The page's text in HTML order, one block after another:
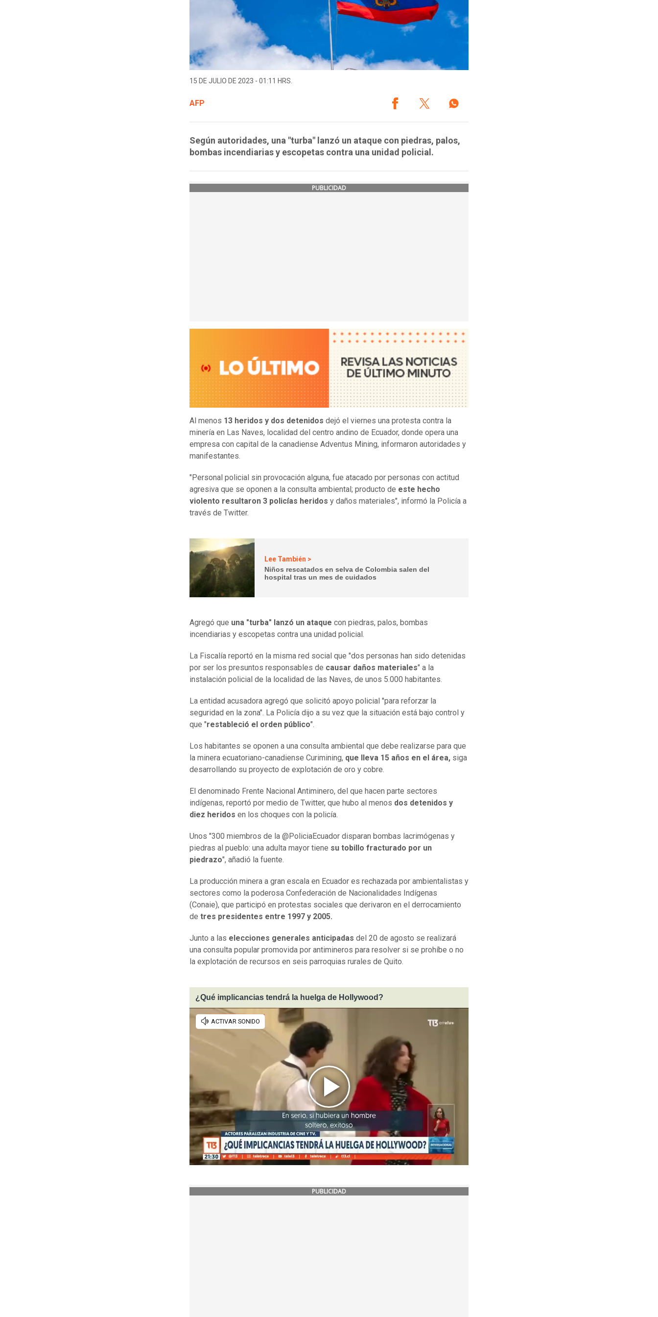
15 DE JULIO DE 2023 - 01:11 HRS.
AFP
Según autoridades, una "turba" lanzó un ataque con piedras, palos,
bombas incendiarias y escopetas contra una unidad policial.
PUBLICIDAD
Al menos 13 heridos y dos detenidos dejó el viernes una protesta contra la
minería en Las Naves, localidad del centro andino de Ecuador, donde opera una
empresa con capital de la canadiense Adventus Mining, informaron autoridades y
manifestantes.
"Personal policial sin provocación alguna, fue atacado por personas con actitud
agresiva que se oponen a la consulta ambiental; producto de este hecho
violento resultaron 3 policías heridos y daños materiales", informó la Policía a
través de Twitter.
Lee También >
Niños rescatados en selva de Colombia salen del
hospital tras un mes de cuidados
Agregó que una "turba" lanzó un ataque con piedras, palos, bombas
incendiarias y escopetas contra una unidad policial.
La Fiscalía reportó en la misma red social que "dos personas han sido detenidas
por ser los presuntos responsables de causar daños materiales" a la
instalación policial de la localidad de las Naves, de unos 5.000 habitantes.
La entidad acusadora agregó que solicitó apoyo policial "para reforzar la
seguridad en la zona". La Policía dijo a su vez que la situación está bajo control y
que "restableció el orden público".
Los habitantes se oponen a una consulta ambiental que debe realizarse para que
la minera ecuatoriano-canadiense Curimining, que lleva 15 años en el área, siga
desarrollando su proyecto de explotación de oro y cobre.
El denominado Frente Nacional Antiminero, del que hacen parte sectores
indígenas, reportó por medio de Twitter, que hubo al menos dos detenidos y
diez heridos en los choques con la policía.
Unos "300 miembros de la @PoliciaEcuador disparan bombas lacrimógenas y
piedras al pueblo: una adulta mayor tiene su tobillo fracturado por un
piedrazo", añadió la fuente.
La producción minera a gran escala en Ecuador es rechazada por ambientalistas y
sectores como la poderosa Confederación de Nacionalidades Indígenas
(Conaie), que participó en protestas sociales que derivaron en el derrocamiento
de tres presidentes entre 1997 y 2005.
Junto a las elecciones generales anticipadas del 20 de agosto se realizará
una consulta popular promovida por antimineros para resolver si se prohíbe o no
la explotación de recursos en seis parroquias rurales de Quito.
¿Qué implicancias tendrá la huelga de Hollywood?
PUBLICIDAD